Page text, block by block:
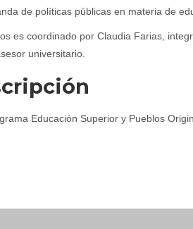
de políticas públicas en materia de
es coordinado por Claudia Farias,
universitario.
Educación Superior y Pueblos